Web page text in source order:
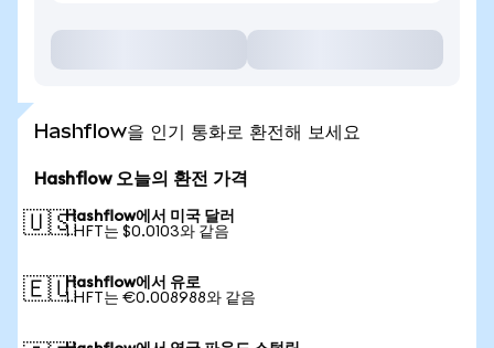
Hashflow을 인기 통화로 환전해 보세요
Hashflow 오늘의 환전 가격
🇺🇸Hashflow에서 미국 달러
1 HFT는 $0.0103와 같음
🇪🇺Hashflow에서 유로
1 HFT는 €0.008988와 같음